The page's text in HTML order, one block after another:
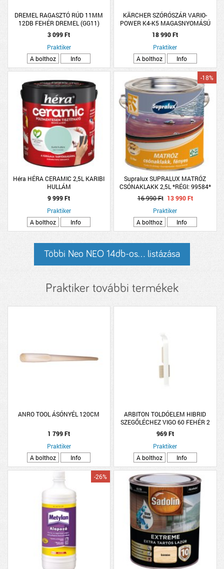
DREMEL RAGASZTÓ RÚD 11MM
12DB FEHÉR DREMEL (GG11)
3 099 Ft
Praktiker
A bolthoz
Info
KÄRCHER SZÓRÓSZÁR VARIO-
POWER K4-K5 MAGASNYOMÁSÚ
MOSÓHOZ
18 990 Ft
Praktiker
A bolthoz
Info
Héra HÉRA CERAMIC 2,5L KARIBI
HULLÁM
9 999 Ft
Praktiker
A bolthoz
Info
Supralux SUPRALUX MATRÓZ
CSÓNAKLAKK 2,5L *RÉGI: 99584*
-18%
16 990 Ft 13 990 Ft
Praktiker
A bolthoz
Info
Többi Neo NEO 14db-os... listázása
Praktiker további termékek
ANRO TOOL ÁSÓNYÉL 120CM
1 799 Ft
Praktiker
A bolthoz
Info
ARBITON TOLDÓELEM HIBRID
SZEGŐLÉCHEZ VIGO 60 FEHÉR 2
DB/CSOMAG
969 Ft
Praktiker
A bolthoz
Info
-26%